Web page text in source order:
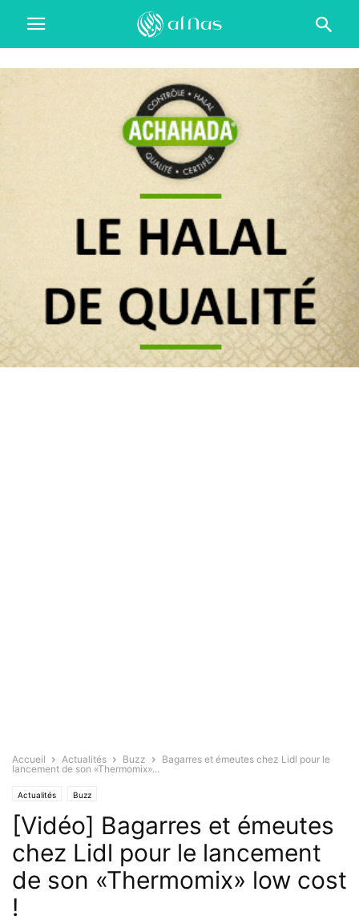
Accueil Actualités Buzz
Bagarres et émeutes chez Lidl pour le
lancement de son «Thermomix»...
Actualités Buzz
[Vidéo] Bagarres et émeutes
chez Lidl pour le lancement
de son «Thermomix» low cost
!